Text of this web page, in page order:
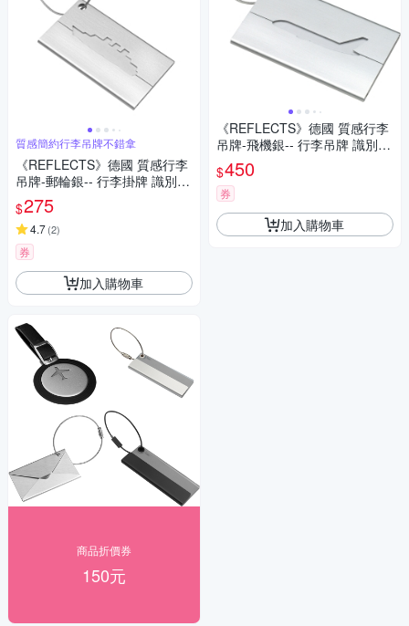
質感簡約行李吊牌不錯拿
《REFLECTS》德國 質感行李
吊牌-郵輪銀-- 行李掛牌 識別吊
牌
$275
4.7(2)
券
加入購物車
商品折價券
150元
《REFLECTS》德國 質感行李
吊牌-飛機銀-- 行李吊牌 識別吊
牌 登機牌 姓名牌
$450
券
加入購物車